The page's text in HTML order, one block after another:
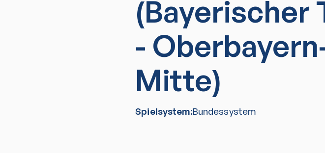
(Bayerischer
-
Mitte)
Spielsystem:Bundessystem